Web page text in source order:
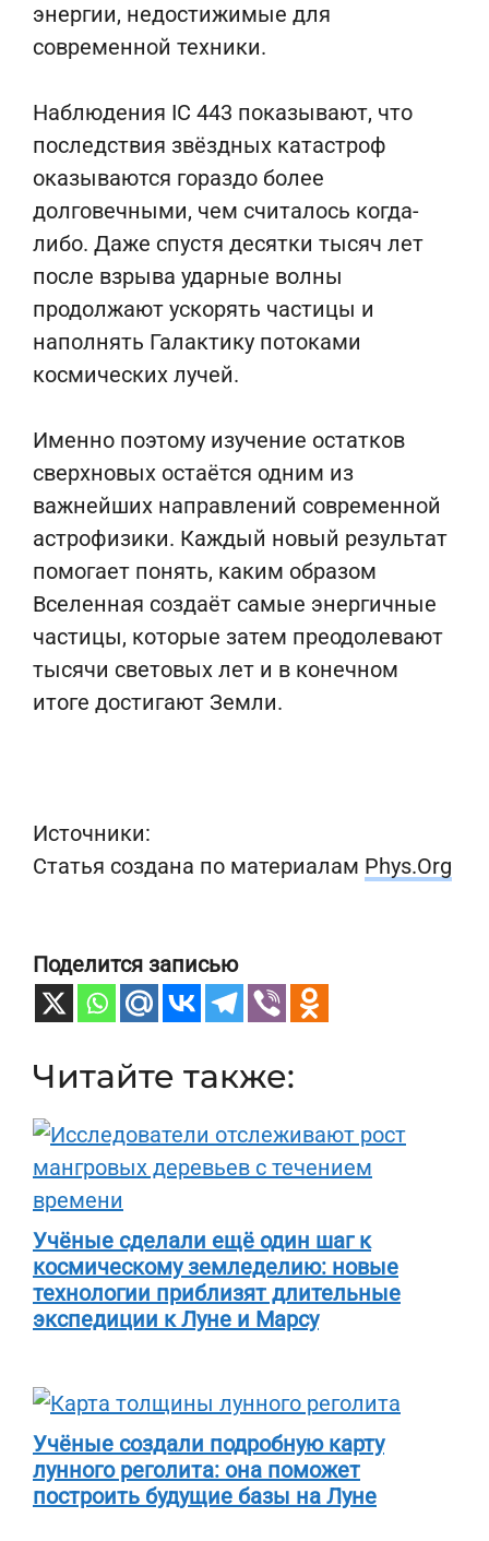
энергии, недостижимые для
современной техники.
Наблюдения IC 443 показывают, что
последствия звёздных катастроф
оказываются гораздо более
долговечными, чем считалось когда-
либо. Даже спустя десятки тысяч лет
после взрыва ударные волны
продолжают ускорять частицы и
наполнять Галактику потоками
космических лучей.
Именно поэтому изучение остатков
сверхновых остаётся одним из
важнейших направлений современной
астрофизики. Каждый новый результат
помогает понять, каким образом
Вселенная создаёт самые энергичные
частицы, которые затем преодолевают
тысячи световых лет и в конечном
итоге достигают Земли.
Источники:
Статья создана по материалам Phys.Org
Поделится записью
Читайте также:
Учёные сделали ещё один шаг к
космическому земледелию: новые
технологии приблизят длительные
экспедиции к Луне и Марсу
Учёные создали подробную карту
лунного реголита: она поможет
построить будущие базы на Луне